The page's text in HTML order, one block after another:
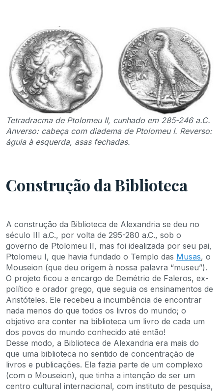
Tetradracma de Ptolomeu II, cunhado em 285-246 a.C.
Anverso: cabeça com diadema de Ptolomeu I. Reverso:
águia à esquerda, asas fechadas.
Construção da Biblioteca
A construção da Biblioteca de Alexandria se deu no
século III a.C., por volta de 295-280 a.C., sob o
governo de Ptolomeu II, mas foi idealizada por seu pai,
Ptolomeu I, que havia fundado o Templo das Musas, o
Mouseion (que deu origem à nossa palavra “museu”).
O projeto ficou a encargo de Demétrio de Faleros, ex-
político e orador grego, que seguia os ensinamentos de
Aristóteles. Ele recebeu a incumbência de encontrar
nada menos do que todos os livros do mundo; o
objetivo era conter na biblioteca um livro de cada um
dos povos do mundo conhecido até então!
Desse modo, a Biblioteca de Alexandria era mais do
que uma biblioteca no sentido de concentração de
livros e publicações. Ela fazia parte de um complexo
(com o Mouseion), que tinha a intenção de ser um
centro cultural internacional, com instituto de pesquisa,